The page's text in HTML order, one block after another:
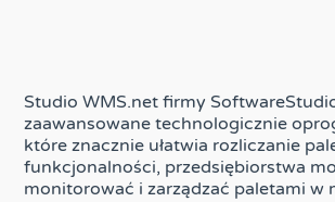
Studio WMS.net firmy
zaawansowane technologicznie
które znacznie ułatwia rozliczanie
funkcjonalności, przedsiębiorstwa
monitorować i zarządzać paletami w